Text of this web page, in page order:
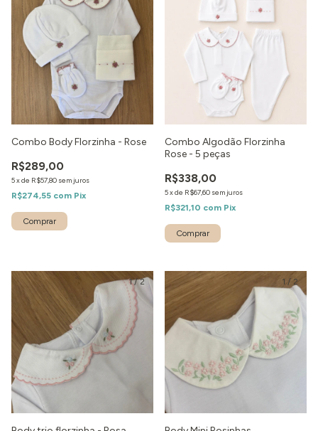
Combo Body Florzinha - Rose
R$289,00
5xde R$57,80 sem juros
R$274,55 com Pix
Combo Algodão Florzinha
Rose - 5 peças
R$338,00
5xde R$67,60 sem juros
R$321,10 com Pix
1/2 1 / 2